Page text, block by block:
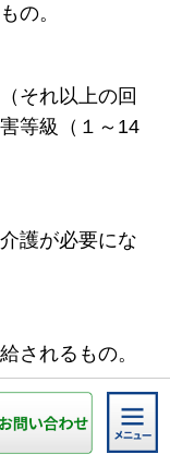
の。
それ以上の回
等級（１～14
護が必要にな
されるもの。
費用。